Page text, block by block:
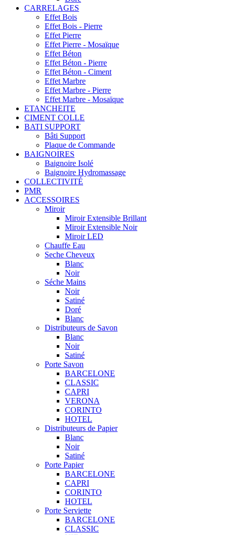
CARRELAGES
Effet Bois
Effet Bois - Pierre
Effet Pierre
Effet Pierre - Mosaïque
Effet Béton
Effet Béton - Pierre
Effet Béton - Ciment
Effet Marbre
Effet Marbre - Pierre
Effet Marbre - Mosaïque
ETANCHEITE
CIMENT COLLE
BATI SUPPORT
Bâti Support
Plaque de Commande
BAIGNOIRES
Baignoire Isolé
Baignoire Hydromassage
COLLECTIVITÉ
PMR
ACCESSOIRES
Miroir
Miroir Extensible Brillant
Miroir Extensible Noir
Miroir LED
Chauffe Eau
Seche Cheveux
Blanc
Noir
Séche Mains
Noir
Satiné
Doré
Blanc
Distributeurs de Savon
Blanc
Noir
Satiné
Porte Savon
BARCELONE
CLASSIC
CAPRI
VERONA
CORINTO
HOTEL
Distributeurs de Papier
Blanc
Noir
Satiné
Porte Papier
BARCELONE
CAPRI
CORINTO
HOTEL
Porte Serviette
BARCELONE
CLASSIC